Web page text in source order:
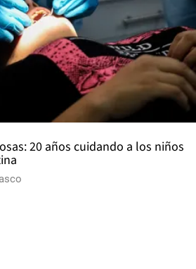
20 años cuidando a los niños